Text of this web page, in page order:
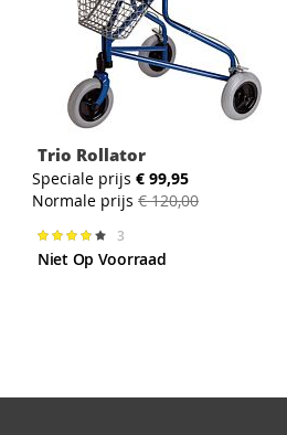
Trio Rollator
Speciale prijs € 99,95
Normale prijs € 120,00
Waardering:
78%
3
Niet Op Voorraad